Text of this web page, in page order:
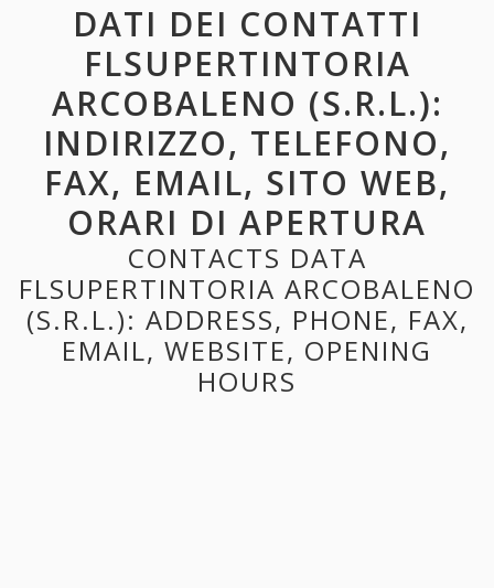
DATI DEI CONTATTI
FLSUPERTINTORIA
ARCOBALENO (S.R.L.):
INDIRIZZO, TELEFONO,
FAX, EMAIL, SITO WEB,
ORARI DI APERTURA
CONTACTS DATA
FLSUPERTINTORIA ARCOBALENO
(S.R.L.): ADDRESS, PHONE, FAX,
EMAIL, WEBSITE, OPENING
HOURS